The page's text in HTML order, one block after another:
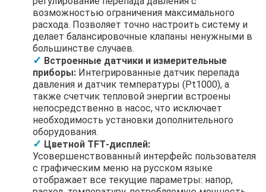
возможностью ограничения максимального
расхода. Позволяет точно настроить систему и
делает балансировочные клапаны ненужными в
большинстве случаев.
Встроенные датчики и измерительные
приборы: Интегрированные датчик перепада
давления и датчик температуры (Pt1000), а
также счетчик тепловой энергии встроены
непосредственно в насос, что исключает
необходимость установки дополнительного
оборудования.
Цветной TFT‑дисплей:
Усовершенствованный интерфейс пользователя
с графическим меню на русском языке
отображает все текущие параметры: напор,